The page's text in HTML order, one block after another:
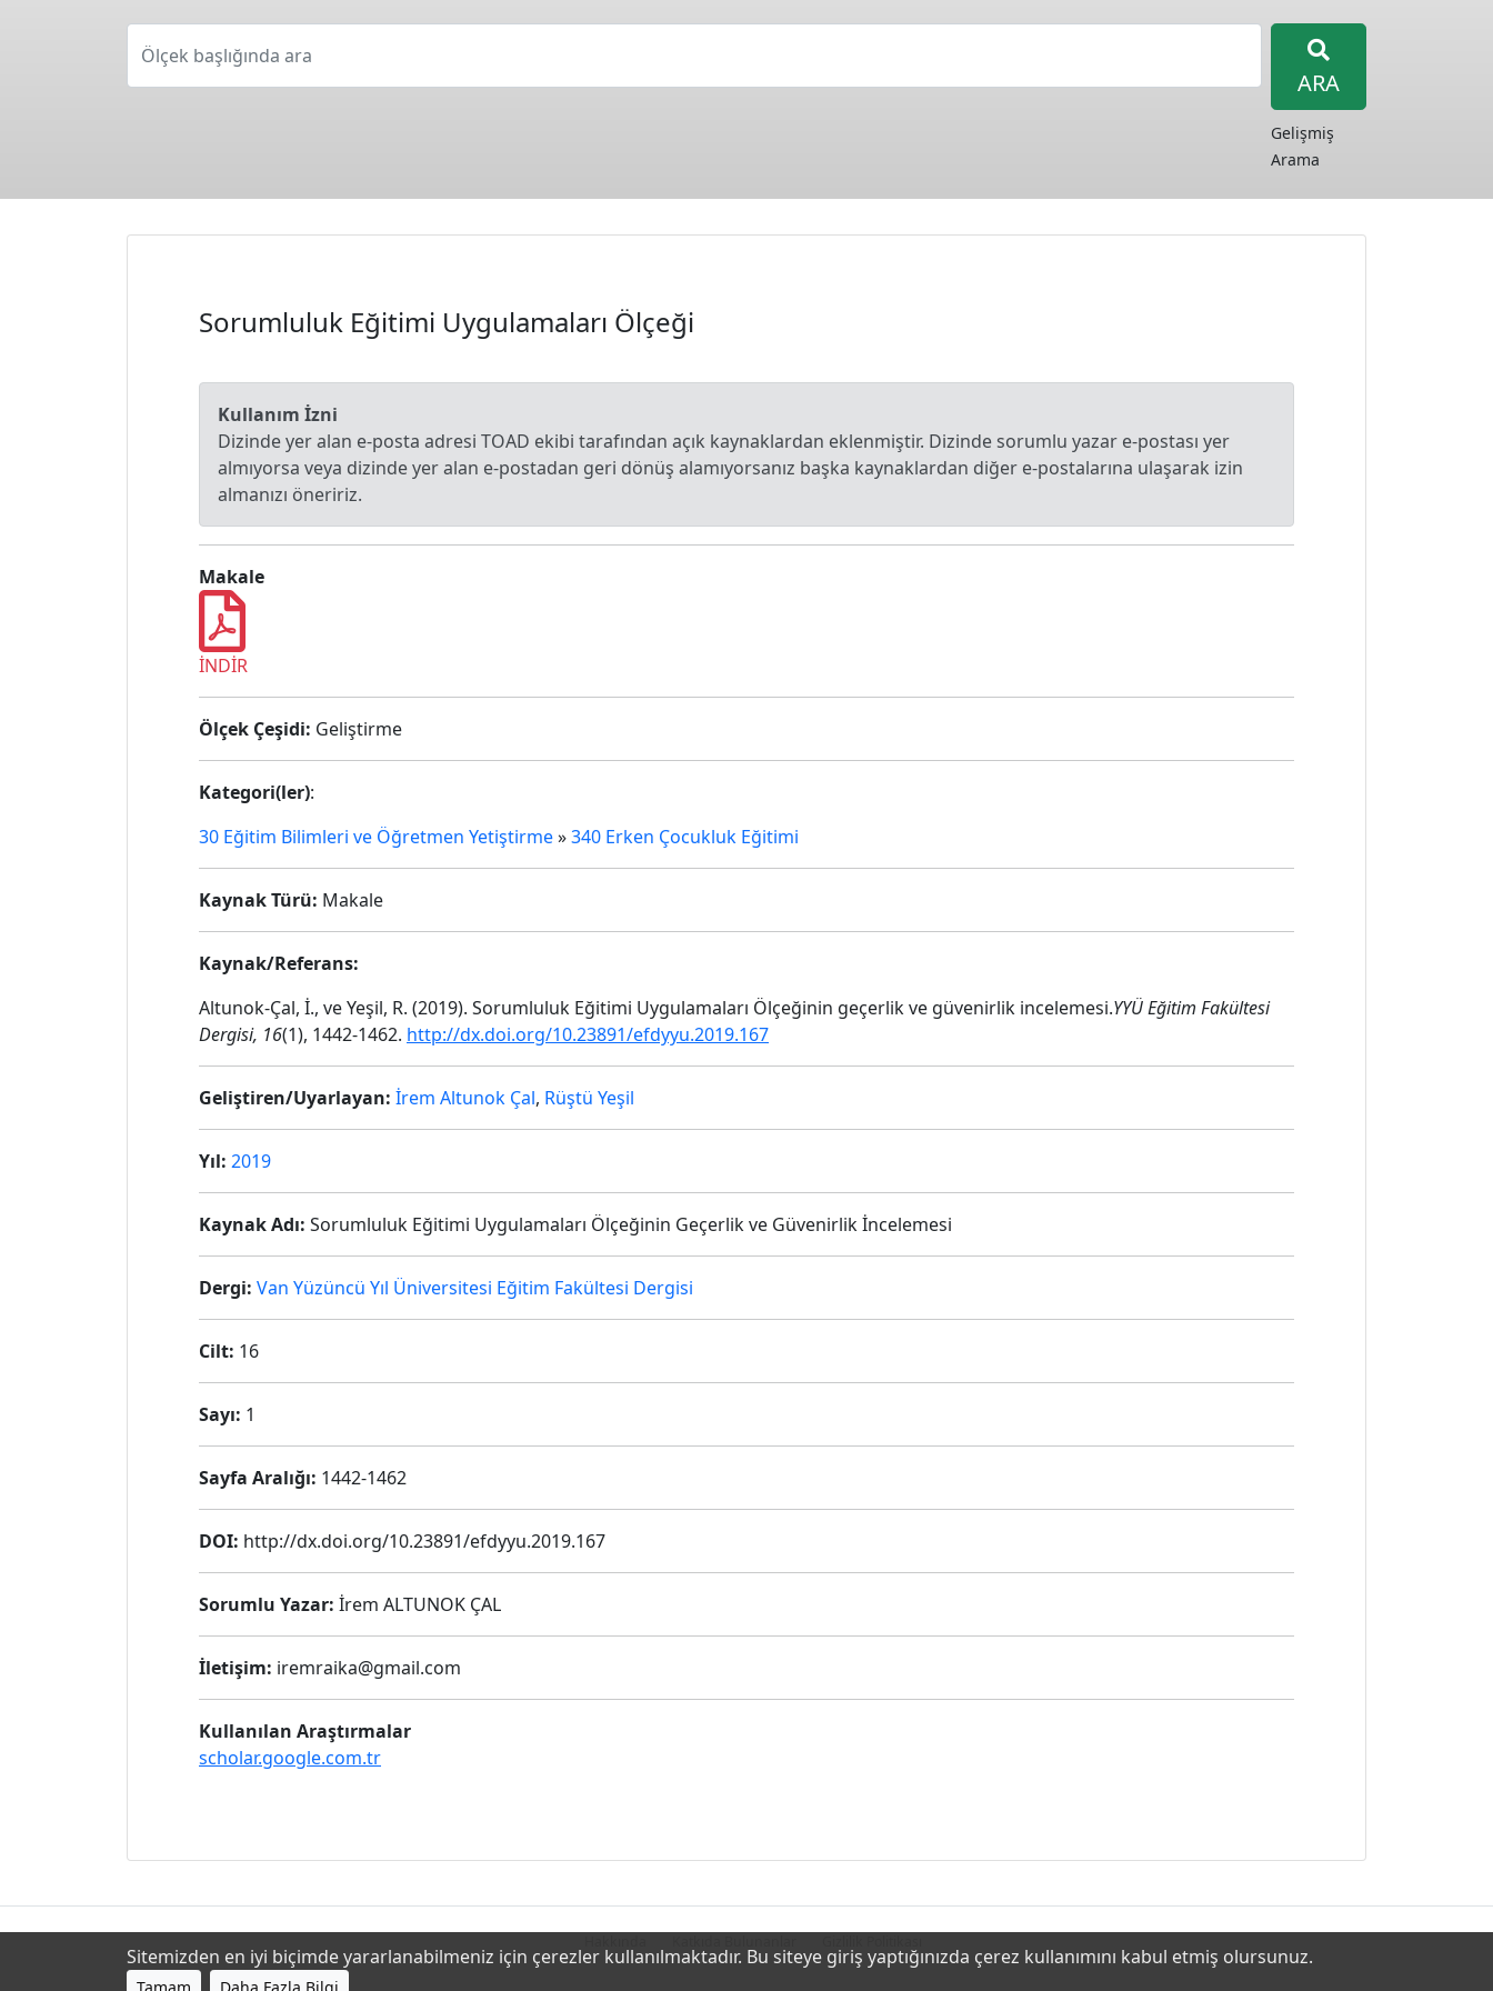
Ölçek başlığında ara
ARA
Gelişmiş
Arama
Sorumluluk Eğitimi Uygulamaları Ölçeği
Kullanım İzni
Dizinde yer alan e-posta adresi TOAD ekibi tarafından açık kaynaklardan eklenmiştir. Dizinde sorumlu yazar e-postası yer
almıyorsa veya dizinde yer alan e-postadan geri dönüş alamıyorsanız başka kaynaklardan diğer e-postalarına ulaşarak izin
almanızı öneririz.
Makale
İNDİR
Ölçek Çeşidi: Geliştirme
Kategori(ler):
30 Eğitim Bilimleri ve Öğretmen Yetiştirme»340 Erken Çocukluk Eğitimi
Kaynak Türü: Makale
Kaynak/Referans:
Altunok-Çal, İ., ve Yeşil, R. (2019). Sorumluluk Eğitimi Uygulamaları Ölçeğinin geçerlik ve güvenirlik incelemesi.YYÜ Eğitim Fakültesi
Dergisi, 16(1), 1442-1462. http://dx.doi.org/10.23891/efdyyu.2019.167
Geliştiren/Uyarlayan: İrem Altunok Çal, Rüştü Yeşil
Yıl: 2019
Kaynak Adı: Sorumluluk Eğitimi Uygulamaları Ölçeğinin Geçerlik ve Güvenirlik İncelemesi
Dergi: Van Yüzüncü Yıl Üniversitesi Eğitim Fakültesi Dergisi
Cilt: 16
Sayı: 1
Sayfa Aralığı: 1442-1462
DOI: http://dx.doi.org/10.23891/efdyyu.2019.167
Sorumlu Yazar: İrem ALTUNOK ÇAL
İletişim: iremraika@gmail.com
Kullanılan Araştırmalar
scholar.google.com.tr
Sitemizden en iyi biçimde yararlanabilmeniz için çerezler kullanılmaktadır. Bu siteye giriş yaptığınızda çerez kullanımını kabul etmiş olursunuz.